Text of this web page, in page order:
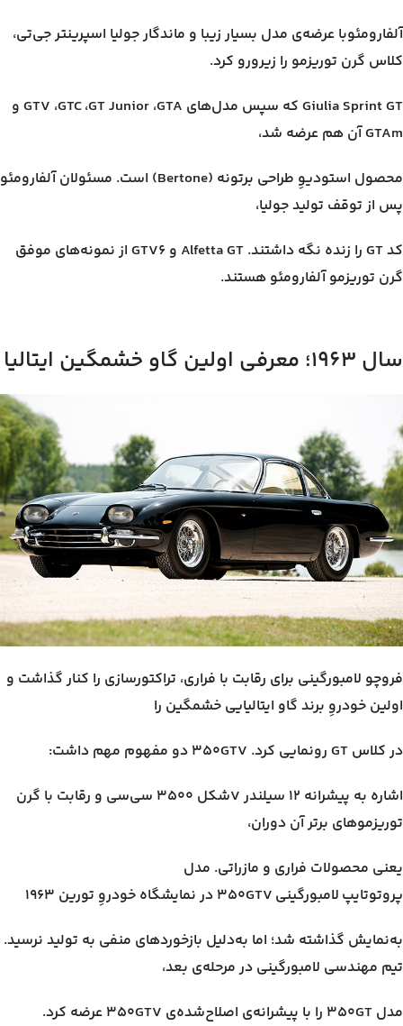
آلفارومئوبا عرضه‌ی مدل بسیار زیبا و ماندگار جولیا اسپرینتر جی‌تی،
کلاس گرن توریزمو را زیرورو کرد.
Giulia Sprint GT که سپس مدل‌های GTV ،GTC ،GT Junior ،GTA و
GTAm آن هم عرضه شد،
محصول استودیوِ طراحی برتونه (Bertone) است. مسئولان آلفارومئو
پس از توقف تولید جولیا،
کد GT را زنده نگه داشتند. Alfetta GT و GTV6 از نمونه‌های موفق
گرن توریزمو آلفارومئو هستند.
سال ۱۹۶۳؛ معرفی اولین گاو خشمگین ایتالیا
فروچو لامبورگینی برای رقابت با فراری، تراکتورسازی را کنار گذاشت و
اولین خودروِ برند گاو ایتالیایی خشمگین را
در کلاس GT رونمایی کرد. ۳۵۰GTV دو مفهوم مهم داشت:
اشاره به پیشرانه ۱۲ سیلندر Vشکل ۳۵۰۰ سی‌سی و رقابت با گرن
توریزموهای برتر آن دوران،
یعنی محصولات فراری و مازراتی. مدل
پروتوتایپ لامبورگینی ۳۵۰GTV در نمایشگاه خودروِ تورین ۱۹۶۳
به‌نمایش گذاشته شد؛ اما به‌دلیل بازخوردهای منفی به‌ تولید نرسید.
تیم مهندسی لامبورگینی در مرحله‌ی بعد،
مدل ۳۵۰GT را با پیشرانه‌ی اصلاح‌شده‌ی ۳۵۰GTV عرضه کرد.